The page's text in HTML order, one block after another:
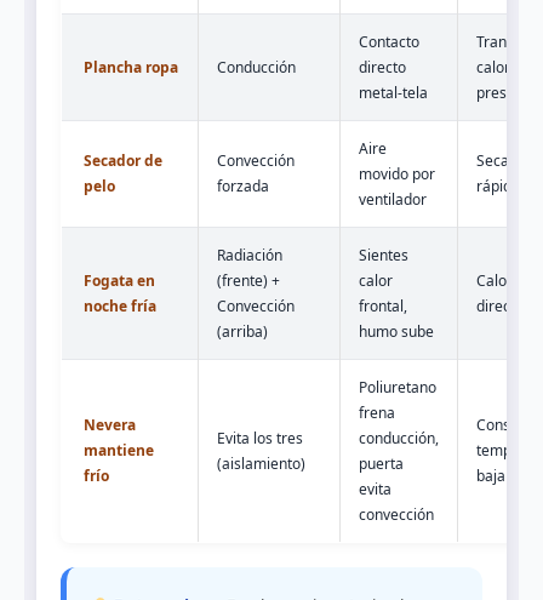
Plancha ropa Conducción
Contacto
directo
metal-tela
calor por
presión
Secador de
pelo
Convección
forzada
Aire
movido por
ventilador
Secado
rápido
Fogata en
noche fría
Radiación
(frente) +
Convección
(arriba)
Sientes
calor
frontal,
humo sube
Calor
Nevera
mantiene
frío
Evita los tres
(aislamiento)
Poliuretano
frena
conducción,
puerta
evita
convección
Conserva
baja